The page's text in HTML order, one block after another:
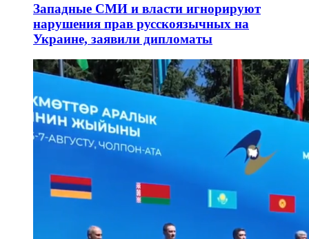
Западные СМИ и власти игнорируют
нарушения прав русскоязычных на
Украине, заявили дипломаты